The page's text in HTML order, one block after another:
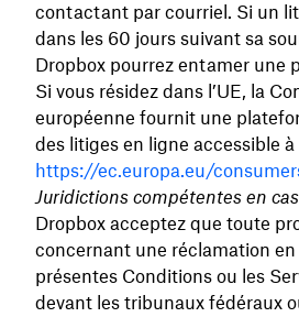
contactant par courriel. Si un
dans les 60 jours suivant sa
Dropbox pourrez entamer une
Si vous résidez dans l’UE, la
européenne fournit une
des litiges en ligne accessible à
https://ec.europa.eu/
Juridictions compétentes en
Dropbox acceptez que toute
concernant une réclamation
présentes Conditions ou les
devant les tribunaux fédéraux